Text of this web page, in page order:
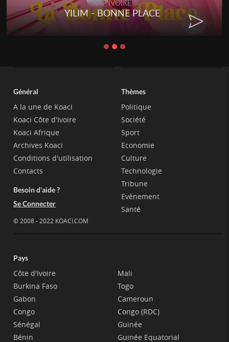
RAP IVOIRE
YILIM - BONNE PLACE
Général
A la une de Koaci
Koaci Côte d'Ivoire
Koaci Afrique
Archives Koaci
Conditions d'utilisation
Contacts
Besoin d'aide ?
Se Connecter
© 2008 - 2022 KOACI.COM
Thèmes
Politique
Société
Sport
Economie
Culture
Technologie
Tribune
Evènement
Santé
Pays
Côte d'Ivoire
Burkina Faso
Gabon
Congo
Sénégal
Bénin
Mali
Togo
Cameroun
Congo (RDC)
Guinée
Guinée Equatorial